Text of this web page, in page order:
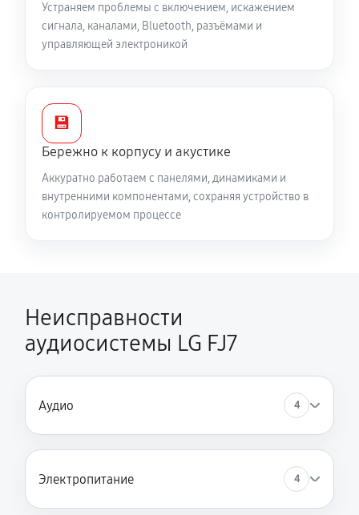
Устраняем проблемы с включением, искажением
сигнала, каналами, Bluetooth, разъёмами и
управляющей электроникой
💾
Бережно к корпусу и акустике
Аккуратно работаем с панелями, динамиками и
внутренними компонентами, сохраняя устройство в
контролируемом процессе
Неисправности
аудиосистемы LG FJ7
Аудио 4
Электропитание 4